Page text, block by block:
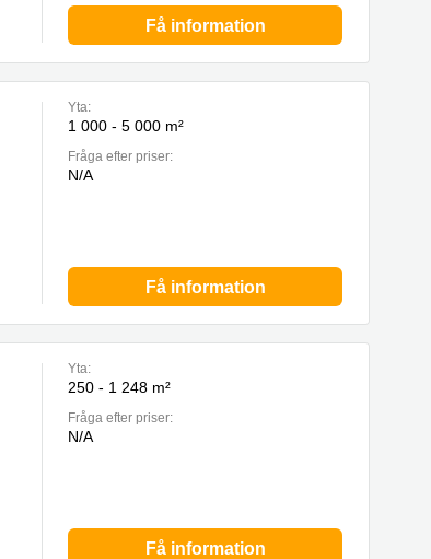
Få information
Yta:
1 000 - 5 000 m²
Fråga efter priser:
N/A
Få information
Yta:
250 - 1 248 m²
Fråga efter priser:
N/A
Få information